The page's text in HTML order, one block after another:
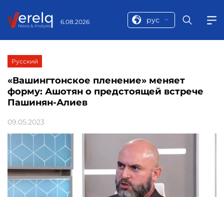
6.08.2026 рус
Русский
«Вашингтонское пленение» меняет
форму: Ашотян о предстоящей встрече
Пашинян-Алиев
09.05.2023